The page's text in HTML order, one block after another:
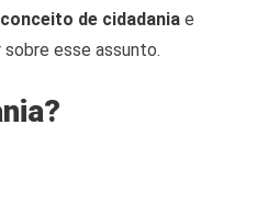
conceito de cidadania e
esse assunto.